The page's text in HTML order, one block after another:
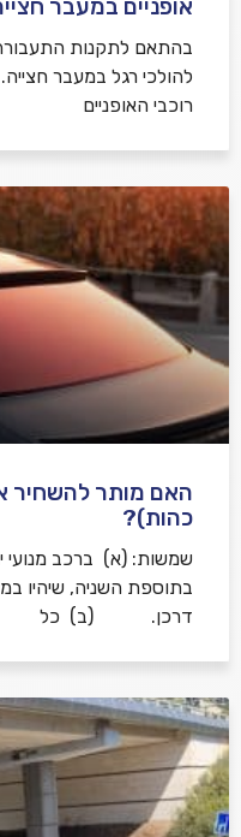
אופניים במעבר
בהתאם לתקנות
להולכי רגל במעבר
רוכבי האופניים
האם מותר להשחיר
כהות)?
שמשות: (א) ברכב מנועי
בתוספת השניה, שיהיו
דרכן. (ב) כל